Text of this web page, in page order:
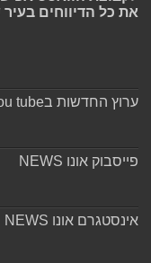
את כל הדיווחים
ערוץ החדשות בyou tube
פייסבוק אונו NEWS
אינסטגרם אונו NEWS